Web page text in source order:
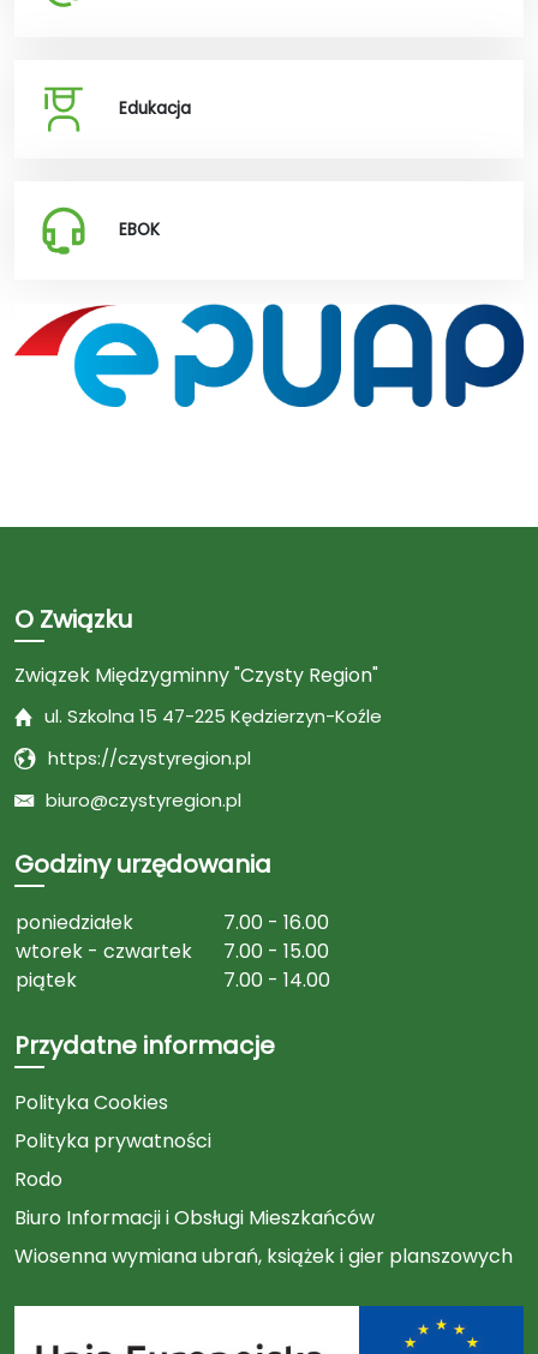
Edukacja
EBOK
O Związku
Związek Międzygminny "Czysty Region"
ul. Szkolna 15 47-225 Kędzierzyn-Koźle
https://czystyregion.pl
biuro@czystyregion.pl
Godziny urzędowania
poniedziałek
7.00 - 16.00
wtorek - czwartek
7.00 - 15.00
piątek
7.00 - 14.00
Przydatne informacje
Polityka Cookies
Polityka prywatności
Rodo
Biuro Informacji i Obsługi Mieszkańców
Wiosenna wymiana ubrań, książek i gier planszowych